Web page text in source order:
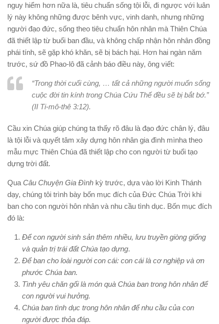
nguy hiểm hơn nữa là, tiêu chuẩn sống tội lỗi, đi ngược với luân
lý này không những được bênh vực, vinh danh, nhưng những
người đạo đức, sống theo tiêu chuẩn hôn nhân mà Thiên Chúa
đã thiết lập từ buổi ban đầu, và không chấp nhận hôn nhân đồng
phái tính, sẽ gặp khó khăn, sẽ bị bách hại. Hơn hai ngàn năm
trước, sứ đồ Phao-lô đã cảnh báo điều này, ông viết:
“Trong thời cuối cùng, … tất cả những người muốn sống
cuộc đời tin kính trong Chúa Cứu Thế đều sẽ bị bắt bớ.”
(II Ti-mô-thê 3:12).
Cầu xin Chúa giúp chúng ta thấy rõ đâu là đạo đức chân lý, đâu
là tội lỗi và quyết tâm xây dựng hôn nhân gia đình mìnha theo
mẫu mực Thiên Chúa đã thiết lập cho con người từ buổi tạo
dựng trời đất.
Qua Câu Chuyện Gia Đình kỳ trước, dựa vào lời Kinh Thánh
dạy, chúng tôi trình bày bốn mục đích của Đức Chúa Trời khi
ban cho con người hôn nhân và nhu cầu tình dục. Bốn mục đích
đó là:
Để con người sinh sản thêm nhiều, lưu truyền giòng giống
và quản trị trái đất Chúa tạo dựng.
Để ban cho loài người con cái: con cái là cơ nghiệp và ơn
phước Chúa ban.
Tình yêu chăn gối là món quà Chúa ban trong hôn nhân để
con người vui hưởng.
Chúa ban tình dục trong hôn nhân để nhu cầu của con
người được thỏa đáp.